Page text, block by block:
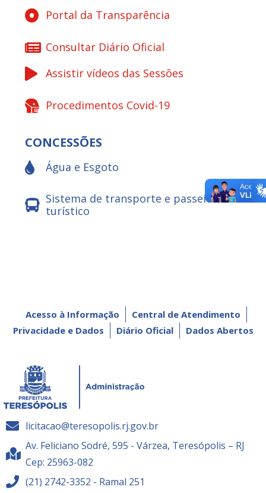
Portal da Transparência
Consultar Diário Oficial
Assistir vídeos das Sessões
Procedimentos Covid-19
CONCESSÕES
Água e Esgoto
Sistema de transporte e passeio
turístico
Acesso à Informação
Central de Atendimento
Privacidade e Dados
Diário Oficial Dados Abertos
licitacao@teresopolis.rj.gov.br
Av. Feliciano Sodré, 595 - Várzea, Teresópolis – RJ
Cep: 25963-082
(21) 2742-3352 - Ramal 251